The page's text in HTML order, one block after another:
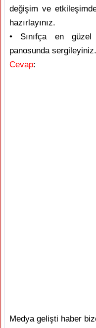
değişim ve
hazırlayınız.
• Sınıfça en güzel
panosunda sergileyiniz.
Cevap:
Medya gelişti haber